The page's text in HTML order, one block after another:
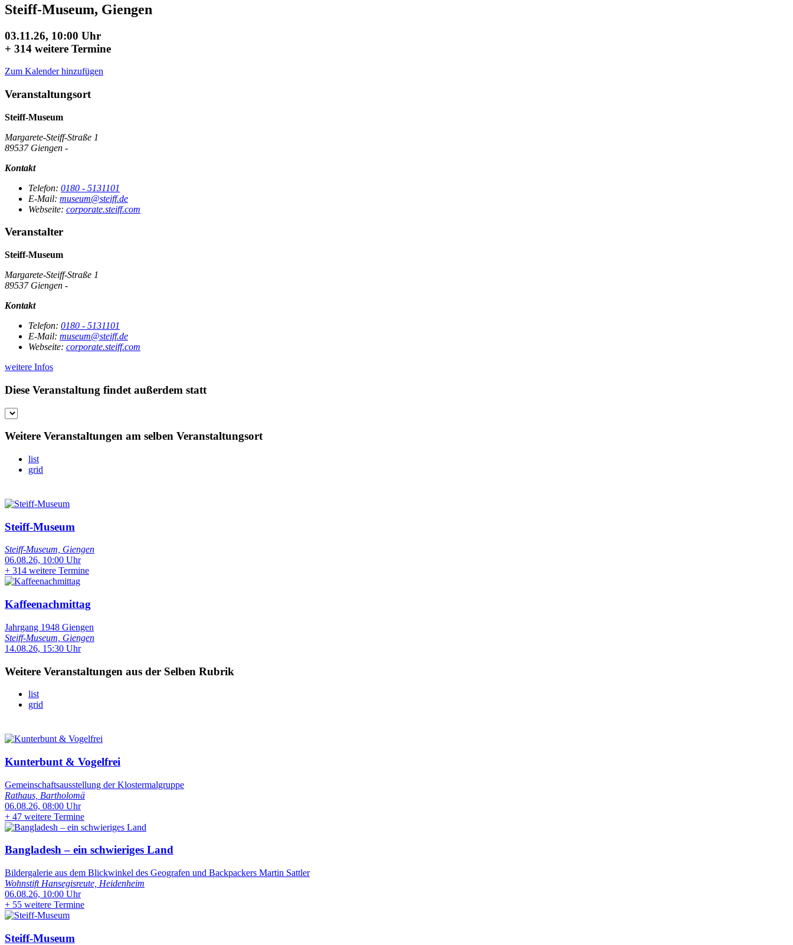
Steiff-Museum, Giengen
03.11.26, 10:00 Uhr
+ 314 weitere Termine
Zum Kalender hinzufügen
Veranstaltungsort
Steiff-Museum
Margarete-Steiff-Straße 1
89537 Giengen -
Kontakt
Telefon: 0180 - 5131101
E-Mail: museum@steiff.de
Webseite: corporate.steiff.com
Veranstalter
Steiff-Museum
Margarete-Steiff-Straße 1
89537 Giengen -
Kontakt
Telefon: 0180 - 5131101
E-Mail: museum@steiff.de
Webseite: corporate.steiff.com
weitere Infos
Diese Veranstaltung findet außerdem statt
Weitere Veranstaltungen am selben Veranstaltungsort
list
grid
Steiff-Museum
Steiff-Museum, Giengen
06.08.26, 10:00 Uhr
+ 314 weitere Termine
Kaffeenachmittag
Jahrgang 1948 Giengen
Steiff-Museum, Giengen
14.08.26, 15:30 Uhr
Weitere Veranstaltungen aus der Selben Rubrik
list
grid
Kunterbunt & Vogelfrei
Gemeinschaftsausstellung der Klostermalgruppe
Rathaus, Bartholomä
06.08.26, 08:00 Uhr
+ 47 weitere Termine
Bangladesh – ein schwieriges Land
Bildergalerie aus dem Blickwinkel des Geografen und Backpackers Martin Sattler
Wohnstift Hansegisreute, Heidenheim
06.08.26, 10:00 Uhr
+ 55 weitere Termine
Steiff-Museum